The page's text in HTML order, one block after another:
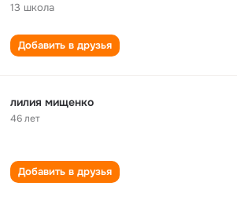
13 школа
Добавить в друзья
лилия мищенко
46 лет
Добавить в друзья